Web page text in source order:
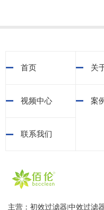
首页 关
视频中心 案
联系我们
主营：初效过滤器|中效过滤